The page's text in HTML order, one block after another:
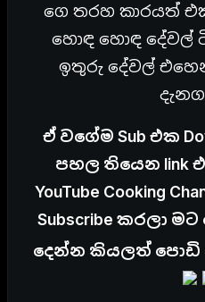
ගෙ තරහ කාරයත්
හොඳ හොඳ දේවල්
ඉතුරු දේවල්
ඒ වගේම Sub එක
පහල තියෙන link
YouTube Cooking
Subscribe කරලා
දෙන්න කියලත් පොඩි